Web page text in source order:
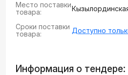
Место поставки
товара:
Сроки поставки
товара:
Доступно
Информация о тендере: